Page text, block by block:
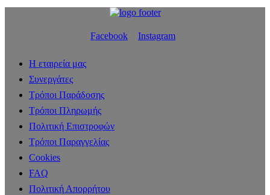
Facebook Instagram
Η εταιρεία μας
Συνεργάτες
Τρόποι Παράδοσης
Τρόποι Πληρωμής
Πολιτική Επιστροφών
Τρόποι Παραγγελίας
Cookies
FAQ
Πολιτική Απορρήτου